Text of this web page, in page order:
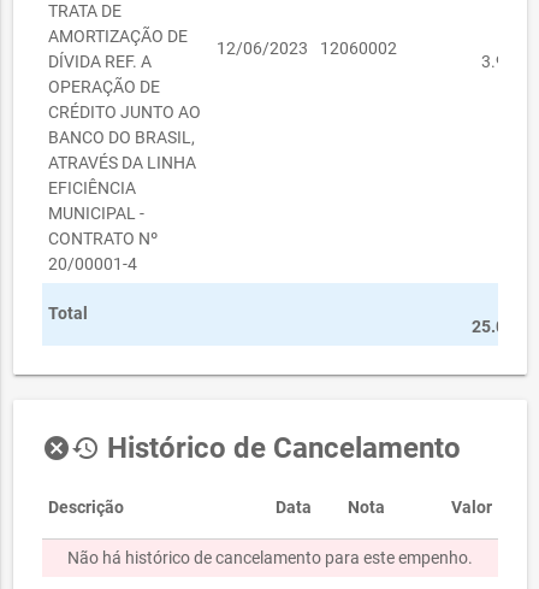
TRATA DE
AMORTIZAÇÃO DE
DÍVIDA REF. A
OPERAÇÃO DE
CRÉDITO JUNTO AO
BANCO DO BRASIL,
ATRAVÉS DA LINHA
EFICIÊNCIA
MUNICIPAL -
CONTRATO Nº
20/00001-4
12/06/2023 12060002
Total
cancelhistory Histórico de Cancelamento
Descrição Data Nota Valor
Não há histórico de cancelamento para este empenho.